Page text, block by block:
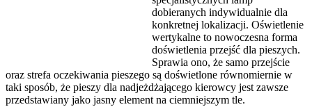
dobieranych indywidualnie dla
konkretnej lokalizacji. Oświetlenie
wertykalne to nowoczesna forma
doświetlenia przejść dla pieszych.
Sprawia ono, że samo przejście
oraz strefa oczekiwania pieszego są doświetlone równomiernie w
taki sposób, że pieszy dla nadjeżdżającego kierowcy jest zawsze
przedstawiany jako jasny element na ciemniejszym tle.